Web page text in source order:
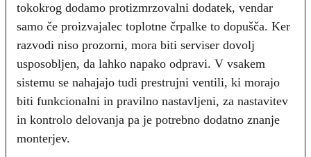
tokokrog dodamo protizmrzovalni dodatek, vendar
samo če proizvajalec toplotne črpalke to dopušča. Ker
razvodi niso prozorni, mora biti serviser dovolj
usposobljen, da lahko napako odpravi. V vsakem
sistemu se nahajajo tudi prestrujni ventili, ki morajo
biti funkcionalni in pravilno nastavljeni, za nastavitev
in kontrolo delovanja pa je potrebno dodatno znanje
monterjev.